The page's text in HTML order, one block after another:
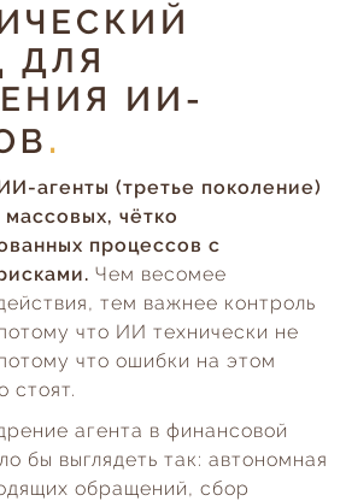
ДЛЯ
ИИ-
агенты (третье поколение)
чётко
процессов с
Чем весомее
тем важнее контроль
что ИИ технически не
что ошибки на этом
стоят.
агента в финансовой
бы выглядеть так: автономная
обращений, сбор